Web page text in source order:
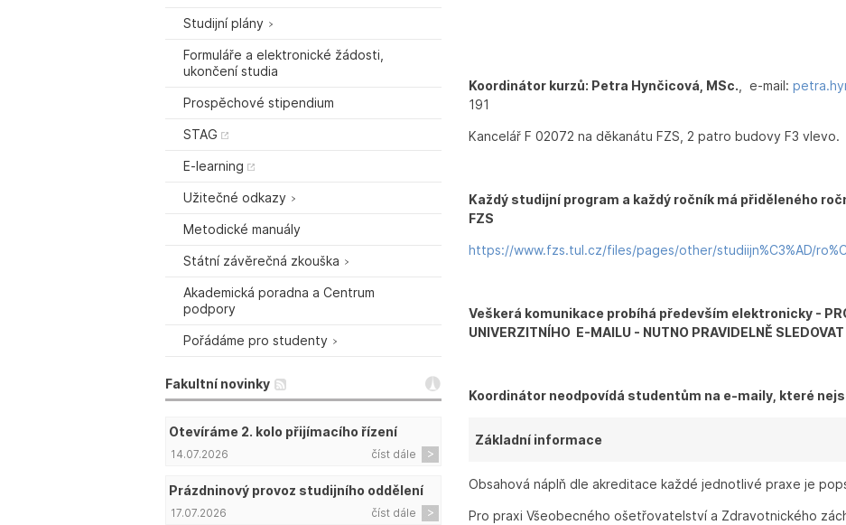
Studijní plány
Formuláře a elektronické žádosti,
ukončení studia
Prospěchové stipendium
STAG
E-learning
Užitečné odkazy
Metodické manuály
Státní závěrečná zkouška
Akademická poradna a Centrum
podpory
Pořádáme pro studenty
Fakultní novinky
Otevíráme 2. kolo přijímacího řízení
číst dále
14.07.2026
Prázdninový provoz studijního oddělení
číst dále
17.07.2026
Koordinátor kurzů: Petra Hynčicová, MSc. , e-mail:
191
Kancelář F 02072 na děkanátu FZS, 2 patro budovy F3 vlevo.
Každý studijní program a každý ročník má přiděleného
FZS
https://www.fzs.tul.cz/files/pages/other/studiijn%C3%AD/
Veškerá komunikace probíhá především elektronicky -
UNIVERZITNÍHO E-MAILU - NUTNO PRAVIDELNĚ SLEDOVAT
Koordinátor neodpovídá studentům na e-maily, které
Základní informace
Obsahová náplň dle akreditace každé jednotlivé praxe je
Pro praxi Všeobecného ošetřovatelství a Zdravotnického